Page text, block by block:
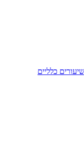
כלליים